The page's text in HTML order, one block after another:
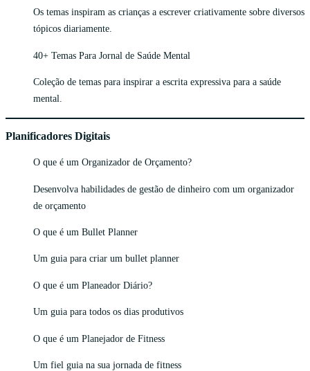
Os temas inspiram as crianças a escrever criativamente sobre diversos
tópicos diariamente.
40+ Temas Para Jornal de Saúde Mental
Coleção de temas para inspirar a escrita expressiva para a saúde
mental.
Planificadores Digitais
O que é um Organizador de Orçamento?
Desenvolva habilidades de gestão de dinheiro com um organizador
de orçamento
O que é um Bullet Planner
Um guia para criar um bullet planner
O que é um Planeador Diário?
Um guia para todos os dias produtivos
O que é um Planejador de Fitness
Um fiel guia na sua jornada de fitness